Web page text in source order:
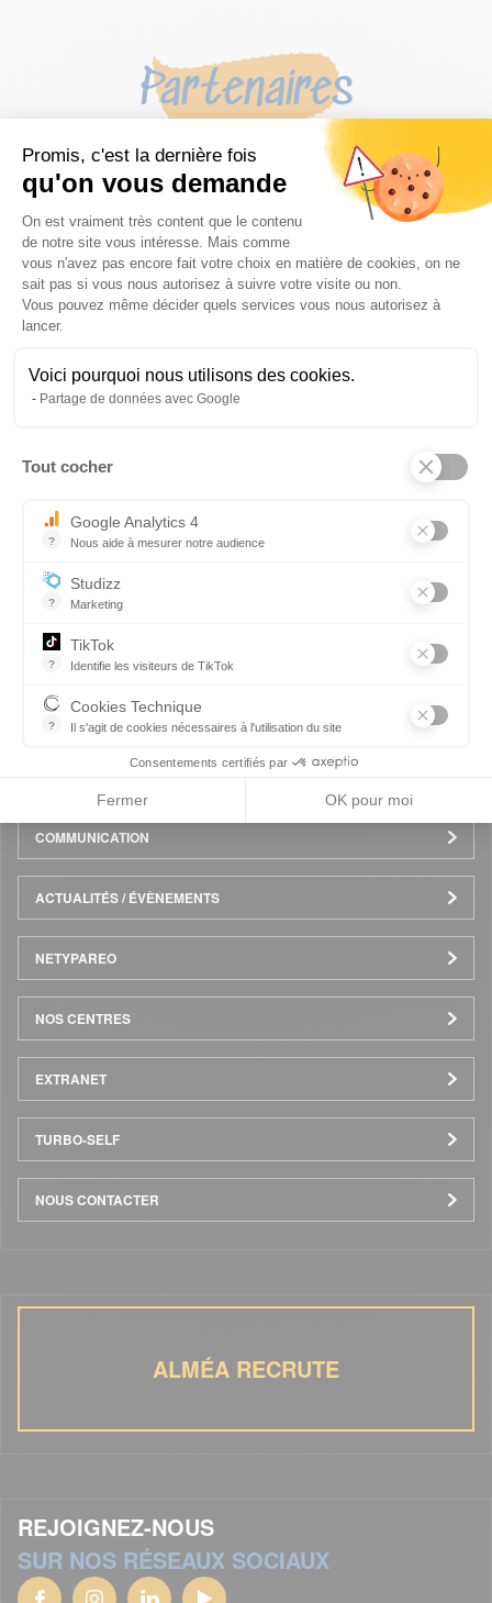
Promis, c'est la dernière fois
qu'on vous demande
Plateforme de Gestion du
On est vraiment très content que le contenu
de notre site vous intéresse. Mais comme
vous n'avez pas encore fait votre choix en matière de cookies, on ne
sait pas si vous nous autorisez à suivre votre visite ou non.
Vous pouvez même décider quels services vous nous autorisez à
lancer.
Voici pourquoi nous utilisons des cookies.
Partage de données avec Google
Tout cocher
?
Google Analytics 4
Nous aide à mesurer notre audience
?
Studizz
Marketing
?
TikTok
Identifie les visiteurs de TikTok
?
Cookies Technique
Il s'agit de cookies nécessaires à l'utilisation du site
Consentements certifiés par
Fermer OK pour moi
Partenaires
Précédent
Suivant
Menu
Pied
de
ESPACE CANDIDAT
ESPACE ENTREPRISE
NOS FORMATIONS
COMMUNICATION
ACTUALITÉS / ÉVÈNEMENTS
NETYPAREO
NOS CENTRES
EXTRANET
TURBO-SELF
NOUS CONTACTER
ALMÉA RECRUTE
REJOIGNEZ-NOUS
SUR NOS RÉSEAUX SOCIAUX